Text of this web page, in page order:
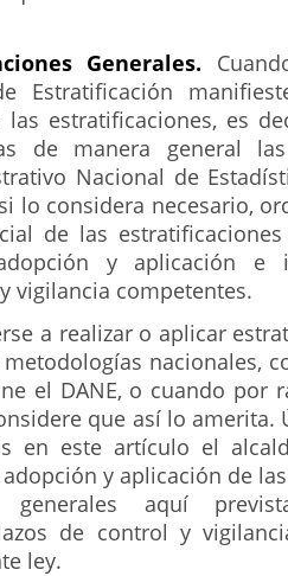
Generales.
Estratificación
las estratificaciones, es
de manera general
Nacional de
lo considera necesario,
de las
y aplicación e
vigilancia competentes.
a realizar o aplicar
nacionales,
el DANE, o cuando por
que así lo amerita.
en este artículo el
y aplicación de
aquí
de control y
ley.